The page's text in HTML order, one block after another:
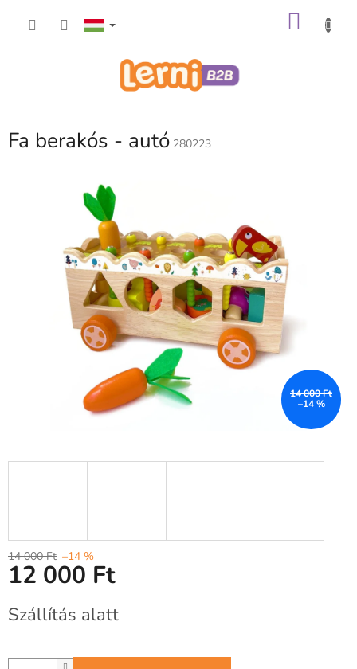
Fa berakós - autó 280223
14 000 Ft
–14 %
14 000 Ft –14 %
12 000 Ft
Szállítás alatt